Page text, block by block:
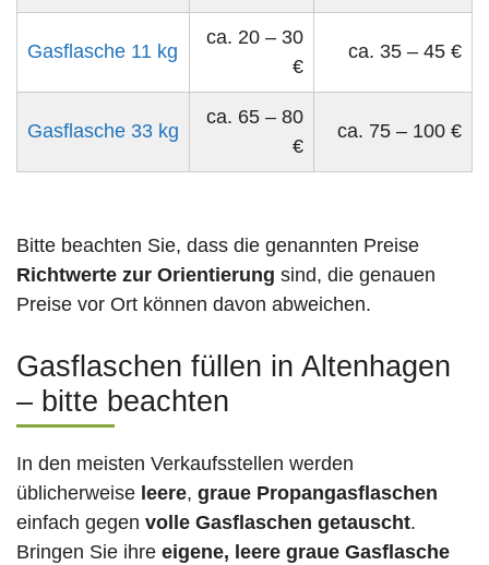
Gasflasche 11 kg
ca. 20 – 30
€
ca. 35 – 45 €
Gasflasche 33 kg
ca. 65 – 80
€
ca. 75 – 100 €
Bitte beachten Sie, dass die genannten Preise
Richtwerte zur Orientierung sind, die genauen
Preise vor Ort können davon abweichen.
Gasflaschen füllen in Altenhagen
– bitte beachten
In den meisten Verkaufsstellen werden
üblicherweise leere, graue Propangasflaschen
einfach gegen volle Gasflaschen getauscht.
Bringen Sie ihre eigene, leere graue Gasflasche